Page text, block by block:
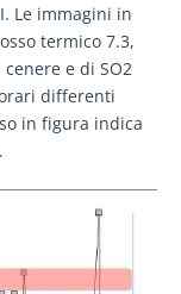
Le immagini in
termico 7.3,
e di SO2
differenti
in figura indica